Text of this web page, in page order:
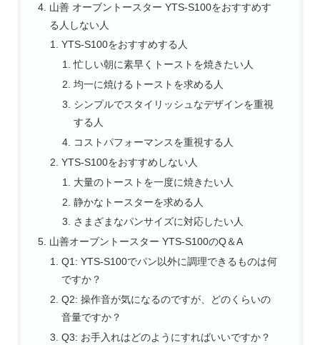
山善 オーブントースター YTS-S100をおすすめす
る人しない人
YTS-S100をおすすめする人
忙しい朝に素早くトーストを焼きたい人
均一に焼けるトーストを求める人
シンプルでスタイリッシュなデザインを重視
する人
コストパフォーマンスを重視する人
YTS-S100をおすすめしない人
大量のトーストを一度に焼きたい人
静かなトースターを求める人
さまざまなパンサイズに対応したい人
山善オーブントースター YTS-S100のQ＆A
Q1: YTS-S100でパン以外に調理できるものは何
ですか？
Q2: 操作音が気になるのですが、どのくらいの
音量ですか？
Q3: お手入れはどのようにすればいいですか？